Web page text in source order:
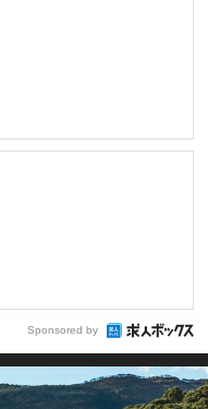
Sponsored by